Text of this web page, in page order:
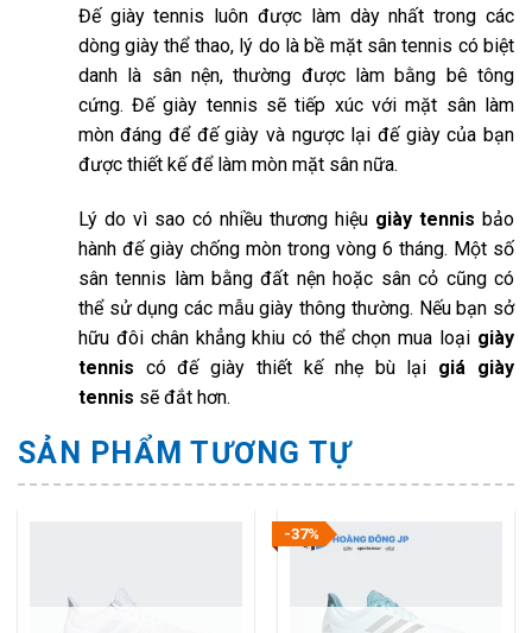
Đế giày tennis luôn được làm dày nhất trong các
dòng giày thể thao, lý do là bề mặt sân tennis có biệt
danh là sân nện, thường được làm bằng bê tông
cứng. Đế giày tennis sẽ tiếp xúc với mặt sân làm
mòn đáng để đế giày và ngược lại đế giày của bạn
được thiết kế để làm mòn mặt sân nữa.
Lý do vì sao có nhiều thương hiệu giày tennis bảo
hành đế giày chống mòn trong vòng 6 tháng. Một số
sân tennis làm bằng đất nện hoặc sân cỏ cũng có
thể sử dụng các mẫu giày thông thường. Nếu bạn sở
hữu đôi chân khẳng khiu có thể chọn mua loại giày
tennis có đế giày thiết kế nhẹ bù lại giá giày
tennis sẽ đắt hơn.
SẢN PHẨM TƯƠNG TỰ
-37%